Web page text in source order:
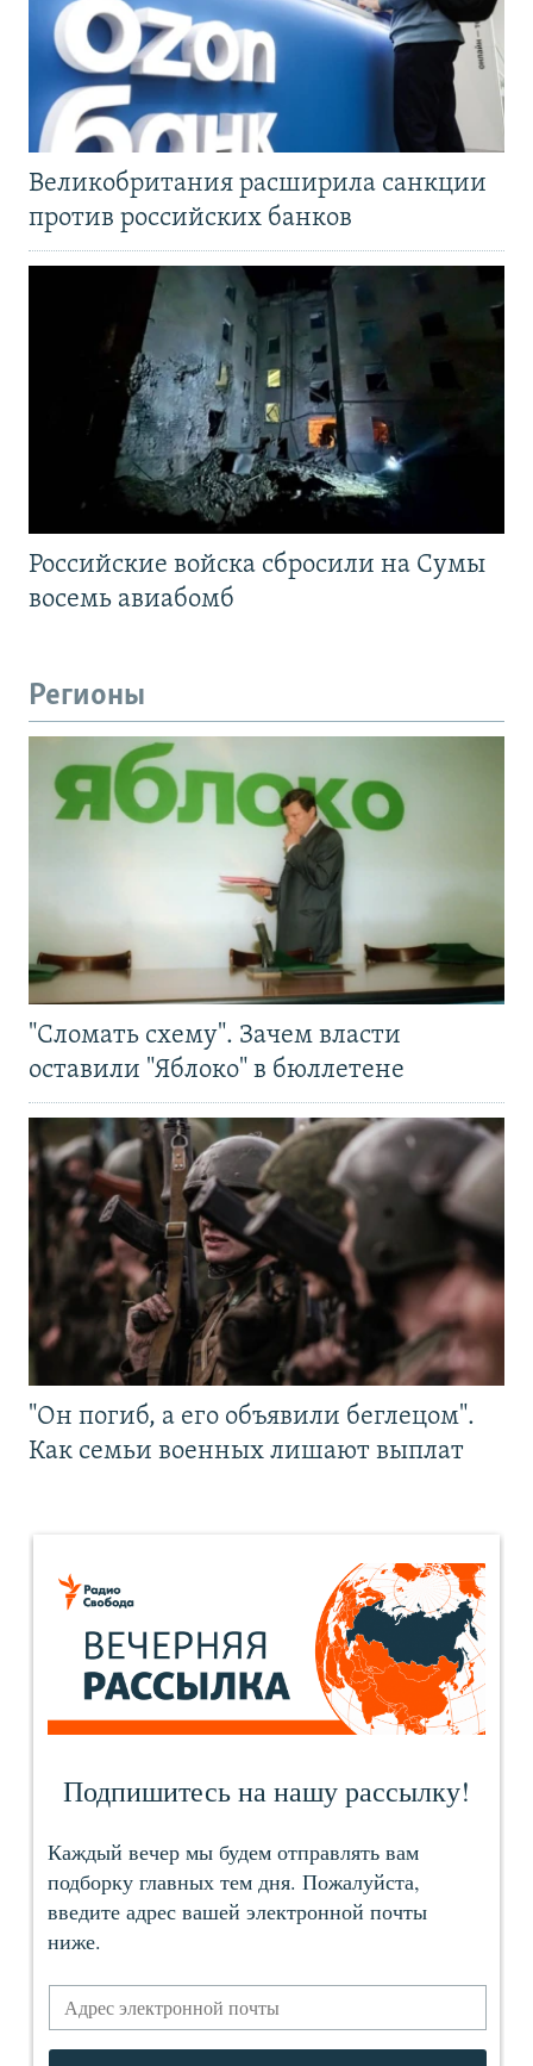
Великобритания расширила санкции
против российских банков
Российские войска сбросили на Сумы
восемь авиабомб
Регионы
"Сломать схему". Зачем власти
оставили "Яблоко" в бюллетене
"Он погиб, а его объявили беглецом".
Как семьи военных лишают выплат